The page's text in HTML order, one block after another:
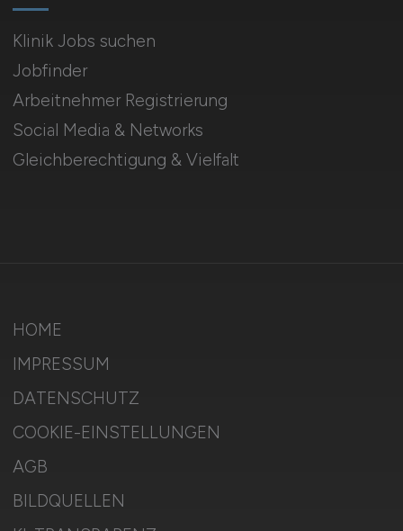
Klinik Jobs suchen
Jobfinder
Arbeitnehmer Registrierung
Social Media & Networks
Gleichberechtigung & Vielfalt
HOME
IMPRESSUM
DATENSCHUTZ
COOKIE-EINSTELLUNGEN
AGB
BILDQUELLEN